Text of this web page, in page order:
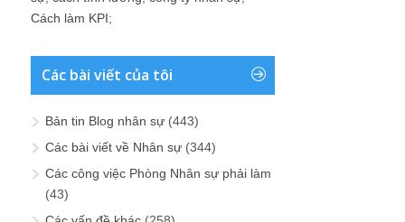
Cách làm KPI;
Các bài viết của tôi
Bản tin Blog nhân sự (443)
Các bài viết về Nhân sự (344)
Các công việc Phòng Nhân sự phải làm
(43)